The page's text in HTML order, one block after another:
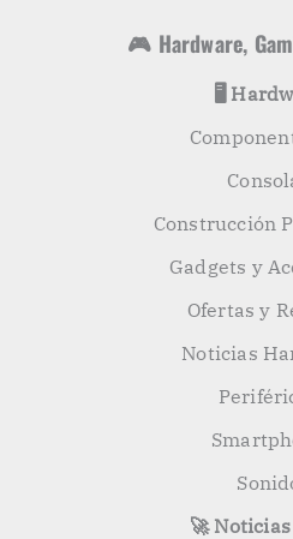
🎮 Hardware,
🖥️
Construcción
Gadgets y
Ofertas y
Noticias
🚀